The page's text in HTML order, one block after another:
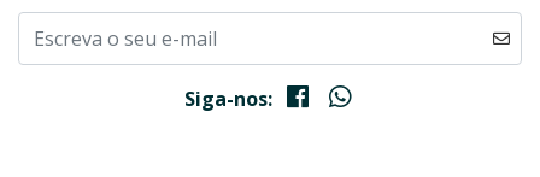
Siga-nos: